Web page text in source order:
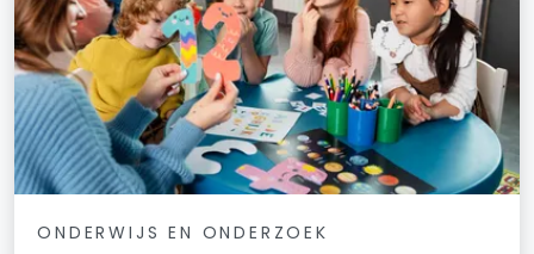
ONDERWIJS EN ONDERZOEK